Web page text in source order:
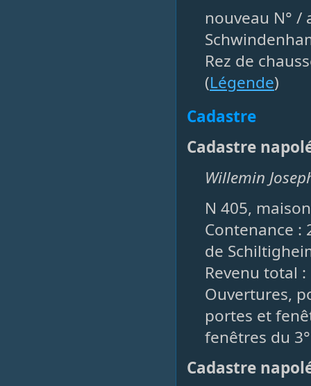
nouveau N° /
Rez de
(Légende)
Cadastre
Cadastre
Willemin
N 405,
Contenance :
de
Revenu total
Ouvertures,
portes et
fenêtres du
Cadastre